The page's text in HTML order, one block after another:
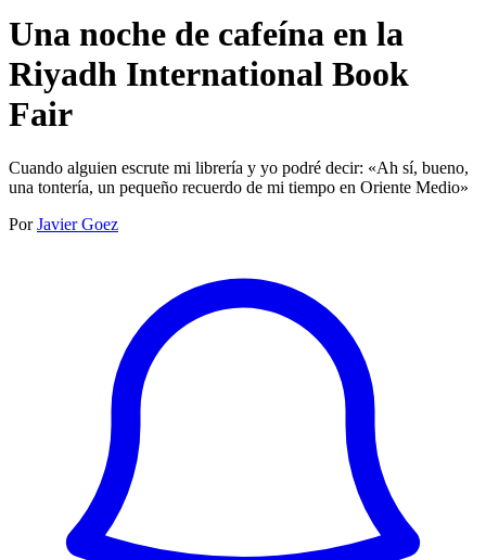
Una noche de cafeína en la
Riyadh International Book
Fair
Cuando alguien escrute mi librería y yo podré decir: «Ah sí, bueno,
una tontería, un pequeño recuerdo de mi tiempo en Oriente Medio»
Por Javier Goez